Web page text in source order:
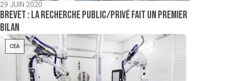
29 JUIN 2020
Brevet : La recherche public/privé fait un premier
bilan
CEA